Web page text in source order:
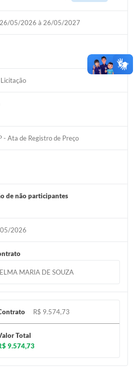
05/2026 à 26/05/2027
- Ata de Registro de Preço
de não participantes
2026
MARIA DE SOUZA
R$ 9.574,73
Total
9.574,73